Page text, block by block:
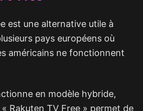
est une alternative utile à
pays européens où
américains ne fonctionnent
en modèle hybride,
Rakuten TV Free » permet de